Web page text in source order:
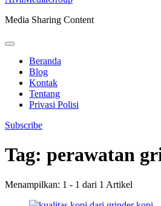
konten
Enter)
Media Sharing Content
Beranda
Blog
Kontak
Tentang
Privasi Polisi
Subscribe
Tag: perawatan
Menampilkan: 1 - 1 dari 1 Artikel